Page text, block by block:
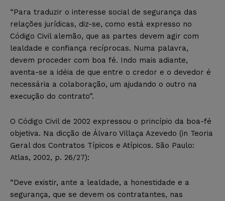
“Para traduzir o interesse social de segurança das
relações jurídicas, diz-se, como está expresso no
Código Civil alemão, que as partes devem agir com
lealdade e confiança recíprocas. Numa palavra,
devem proceder com boa fé. Indo mais adiante,
aventa-se a idéia de que entre o credor e o devedor é
necessária a colaboração, um ajudando o outro na
execução do contrato”.
O Código Civil de 2002 expressou o princípio da boa-fé
objetiva. Na dicção de Álvaro Villaça Azevedo (in Teoria
Geral dos Contratos Típicos e Atípicos. São Paulo:
Atlas, 2002, p. 26/27):
“Deve existir, ante a lealdade, a honestidade e a
segurança, que se devem os contratantes, nas